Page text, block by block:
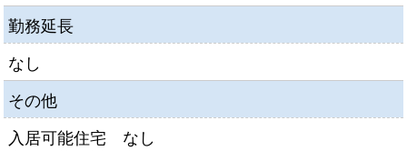
勤務延長
なし
その他
入居可能住宅 なし